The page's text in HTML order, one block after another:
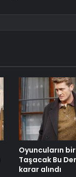
Oyuncuların bir
Taşacak Bu
karar alındı